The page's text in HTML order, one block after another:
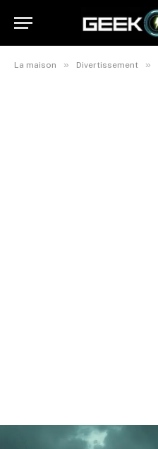
La maison » Divertissement »